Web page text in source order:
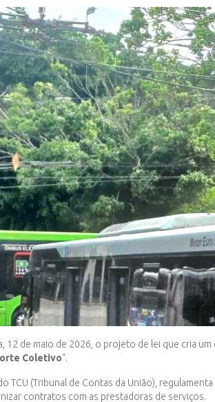
12 de maio de 2026, o projeto de lei que cria
Coletivo".
(Tribunal de Contas da União),
contratos com as prestadoras de serviços.